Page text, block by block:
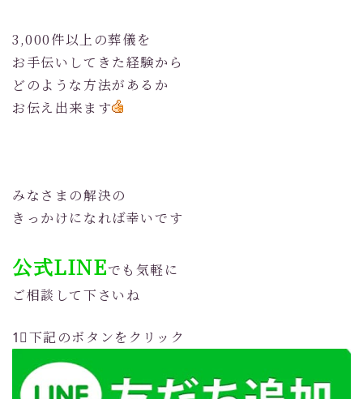
3,000件以上の葬儀を
お手伝いしてきた経験から
どのような方法があるか
お伝え出来ます
みなさまの解決の
きっかけになれば幸いです
公式LINEでも気軽に
ご相談して下さいね
1⃣下記のボタンをクリック